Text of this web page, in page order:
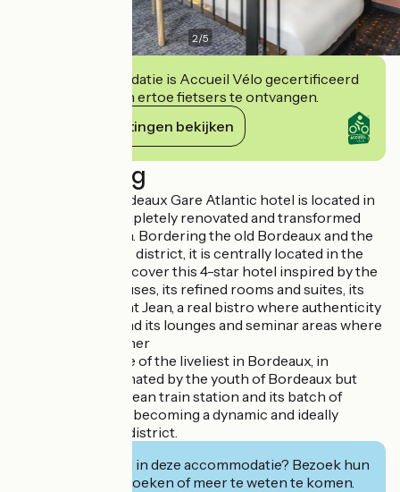
2/5
Deze accommodatie is Accueil Vélo gecertificeerd
en verbindt zich ertoe fietsers te ontvangen.
Haar verplichtingen bekijken
Beschrijving
The Mercure Bordeaux Gare Atlantic hotel is located in
the heart of a completely renovated and transformed
district: Saint Jean. Bordering the old Bordeaux and the
Paludate business district, it is centrally located in the
city. Come and discover this 4-star hotel inspired by the
old bourgeois houses, its refined rooms and suites, its
restaurant Le Saint Jean, a real bistro where authenticity
is the key word, and its lounges and seminar areas where
people like to gather
This district is one of the liveliest in Bordeaux, in
mutation, it is animated by the youth of Bordeaux but
also by the Saint-Jean train station and its batch of
travelers. It is also becoming a dynamic and ideally
located business district.
Geïnteresseerd in deze accommodatie? Bezoek hun
website om te boeken of meer te weten te komen.